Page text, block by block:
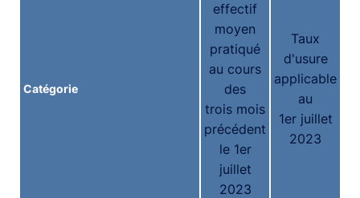
Catégorie
effectif
moyen
pratiqué
au cours
des
trois mois
précédent
le 1er
juillet
2023
Taux
d'usure
applicable
au
1er juillet
2023